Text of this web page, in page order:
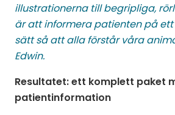
illustrationerna till begripliga,
är att informera patienten på
sätt så att alla förstår våra
Edwin.
Resultatet: ett komplett paket
patientinformation